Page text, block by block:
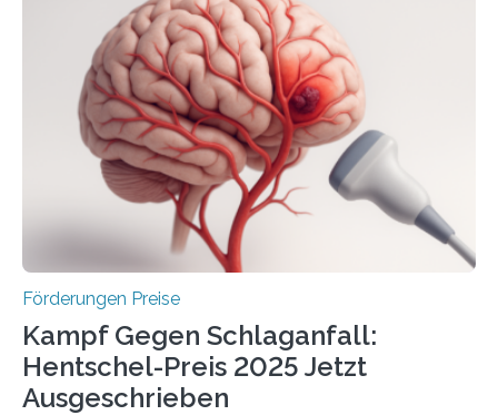
anderem zur Unterstützung der
Industrieforschungsprogramme Industrielle
Gemeinschaftsforschung (IGF), Zentrales
Innovationsprogramm Mittelstand (ZIM) und
Innovationskompetenz INNO-KOM. Auf dem
Innovationstag Mittelstand 2025 am 5. Juni 2025 in
Berlin überbrachte das Bundesministerium für
Wirtschaft und Energie eine gute Nachricht:
Überplanmäßige Verpflichtungsermächtigungen in
Förderungen Preise
Kampf Gegen Schlaganfall:
Hentschel-Preis 2025 Jetzt
Ausgeschrieben